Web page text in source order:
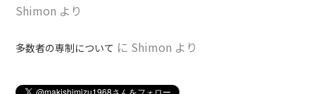
Shimon より
多数者の専制について に Shimon より